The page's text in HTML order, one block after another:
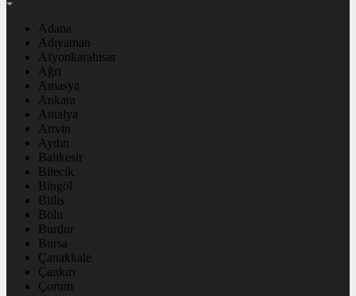
Adana
Adıyaman
Afyonkarahisar
Ağrı
Amasya
Ankara
Antalya
Artvin
Aydın
Balıkesir
Bilecik
Bingöl
Bitlis
Bolu
Burdur
Bursa
Çanakkale
Çankırı
Çorum